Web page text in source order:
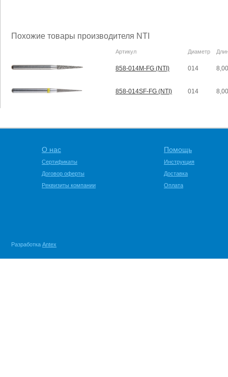
Похожие товары производителя NTI
Артикул Диаметр
858-014M-FG (NTI) 014 8,00
858-014SF-FG (NTI) 014 8,00
О нас
Сертификаты
Договор оферты
Реквизиты компании
Помощь
Инструкция
Доставка
Оплата
Разработка Antex